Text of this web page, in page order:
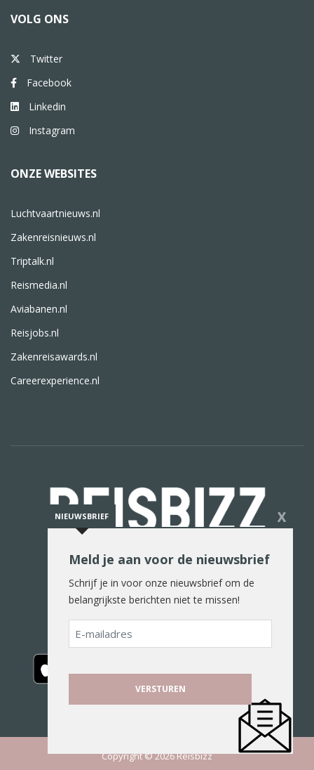
VOLG ONS
Twitter
Facebook
Linkedin
Instagram
ONZE WEBSITES
Luchtvaartnieuws.nl
Zakenreisnieuws.nl
Triptalk.nl
Reismedia.nl
Aviabanen.nl
Reisjobs.nl
Zakenreisawards.nl
Careerexperience.nl
De reiswereld in woord en beeld
Copyright © 2026 Reisbizz
NIEUWSBRIEF X
Meld je aan voor de nieuwsbrief
Schrijf je in voor onze nieuwsbrief om de
belangrijkste berichten niet te missen!
E-
mailadres